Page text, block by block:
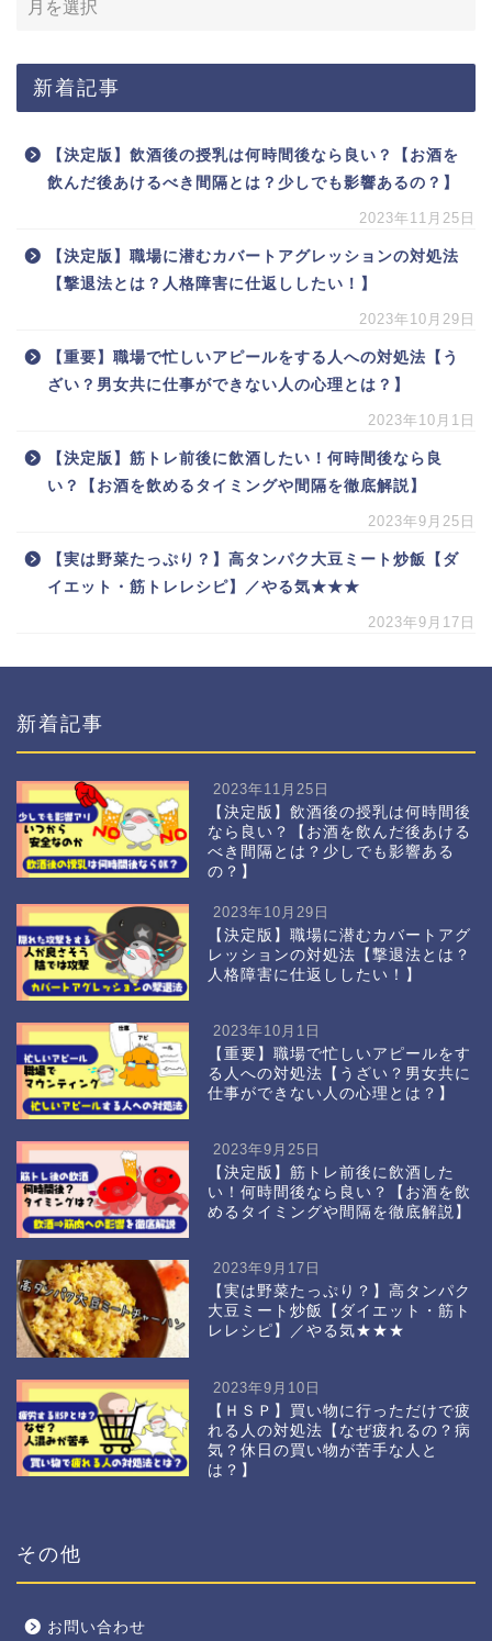
新着記事
【決定版】飲酒後の授乳は何時間後なら良い？【お酒を
飲んだ後あけるべき間隔とは？少しでも影響あるの？】
2023年11月25日
【決定版】職場に潜むカバートアグレッションの対処法
【撃退法とは？人格障害に仕返ししたい！】
2023年10月29日
【重要】職場で忙しいアピールをする人への対処法【う
ざい？男女共に仕事ができない人の心理とは？】
2023年10月1日
【決定版】筋トレ前後に飲酒したい！何時間後なら良
い？【お酒を飲めるタイミングや間隔を徹底解説】
2023年9月25日
【実は野菜たっぷり？】高タンパク大豆ミート炒飯【ダ
イエット・筋トレレシピ】／やる気★★★
2023年9月17日
新着記事
2023年11月25日
【決定版】飲酒後の授乳は何時間後
なら良い？【お酒を飲んだ後あける
べき間隔とは？少しでも影響ある
の？】
2023年10月29日
【決定版】職場に潜むカバートアグ
レッションの対処法【撃退法とは？
人格障害に仕返ししたい！】
2023年10月1日
【重要】職場で忙しいアピールをす
る人への対処法【うざい？男女共に
仕事ができない人の心理とは？】
2023年9月25日
【決定版】筋トレ前後に飲酒した
い！何時間後なら良い？【お酒を飲
めるタイミングや間隔を徹底解説】
2023年9月17日
【実は野菜たっぷり？】高タンパク
大豆ミート炒飯【ダイエット・筋ト
レレシピ】／やる気★★★
2023年9月10日
【ＨＳＰ】買い物に行っただけで疲
れる人の対処法【なぜ疲れるの？病
気？休日の買い物が苦手な人と
は？】
その他
お問い合わせ